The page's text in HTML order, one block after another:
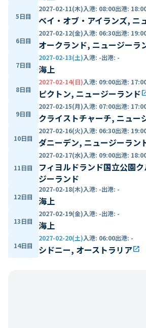
5日目
2027-02-11(木)入港: 08:00出港:
ベイ・オブ・アイランズ, ニ
6日目
2027-02-12(金)入港: 06:30出港:
オークランド, ニュージーラ
7日目
2027-02-13(土)入港: -出港: -
海上
8日目
2027-02-14(日)入港: 09:00出港:
ピクトン, ニュージーランド
9日目
2027-02-15(月)入港: 07:00出港:
クライストチャーチ, ニュー
10日目
2027-02-16(火)入港: 06:30出港:
ダニーデン, ニュージーラン
11日目
2027-02-17(水)入港: 09:00出港:
フィヨルドランド国立公園
ジーランド
12日目
2027-02-18(木)入港: -出港: -
海上
13日目
2027-02-19(金)入港: -出港: -
海上
14日目
2027-02-20(土)入港: 06:00出港: -
シドニー, オーストラリアopen_in_new